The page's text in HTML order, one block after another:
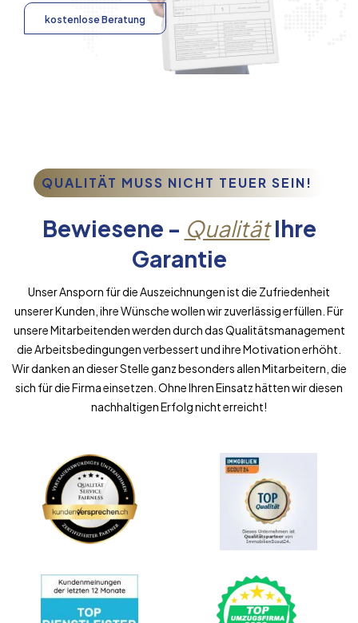
kostenlose Beratung
QUALITÄT MUSS NICHT TEUER SEIN!
Bewiesene - QualitätIhre
Garantie
Unser Ansporn für die Auszeichnungen ist die Zufriedenheit
unserer Kunden, ihre Wünsche wollen wir zuverlässig erfüllen. Für
unsere Mitarbeitenden werden durch das Qualitätsmanagement
die Arbeitsbedingungen verbessert und ihre Motivation erhöht.
Wir danken an dieser Stelle ganz besonders allen Mitarbeitern, die
sich für die Firma einsetzen. Ohne Ihren Einsatz hätten wir diesen
nachhaltigen Erfolg nicht erreicht!